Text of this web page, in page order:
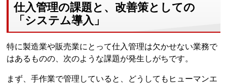
仕入管理の課題と、改善策としての
「システム導入」
特に製造業や販売業にとって仕入管理は欠かせない業務で
はあるものの、次のような課題が発生しがちです。
まず、手作業で管理していると、どうしてもヒューマンエ